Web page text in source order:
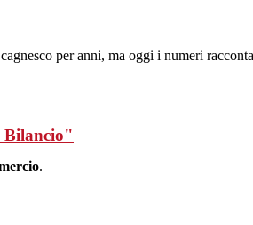
per anni, ma oggi i numeri
Bilancio"
.